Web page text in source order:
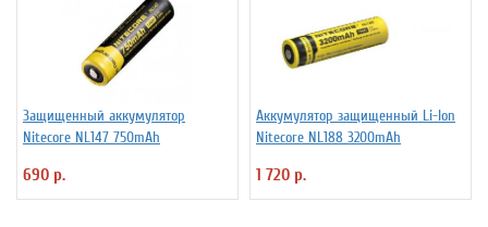
Защищенный аккумулятор
Niteсore NL147 750mAh
690 р.
Аккумулятор защищенный Li-Ion
Niteсore NL188 3200mAh
1 720 р.